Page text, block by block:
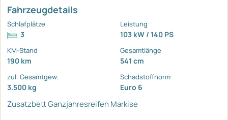
Fahrzeugdetails
Schlafplätze
3
Leistung
103 kW / 140 PS
KM-Stand
190 km
Gesamtlänge
541 cm
zul. Gesamtgew.
3.500 kg
Schadstoffnorm
Euro 6
ZusatzbettGanzjahresreifen Markise